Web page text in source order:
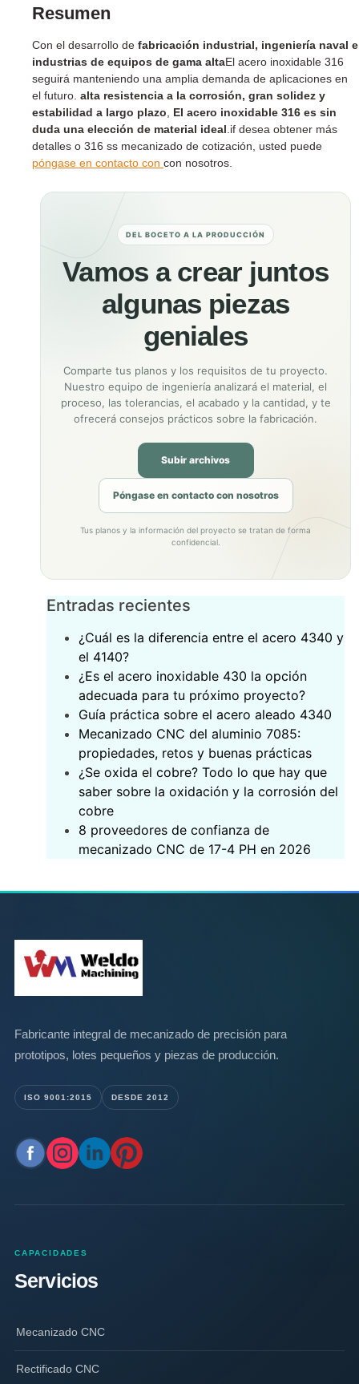
Resumen
Con el desarrollo de fabricación industrial, ingeniería naval e
industrias de equipos de gama altaEl acero inoxidable 316
seguirá manteniendo una amplia demanda de aplicaciones en
el futuro. alta resistencia a la corrosión, gran solidez y
estabilidad a largo plazo, El acero inoxidable 316 es sin
duda una elección de material ideal.if desea obtener más
detalles o 316 ss mecanizado de cotización, usted puede
póngase en contacto con con nosotros.
DEL BOCETO A LA PRODUCCIÓN
Vamos a crear juntos
algunas piezas
geniales
Comparte tus planos y los requisitos de tu proyecto.
Nuestro equipo de ingeniería analizará el material, el
proceso, las tolerancias, el acabado y la cantidad, y te
ofrecerá consejos prácticos sobre la fabricación.
Subir archivos
Póngase en contacto con nosotros
Tus planos y la información del proyecto se tratan de forma
confidencial.
Entradas recientes
¿Cuál es la diferencia entre el acero 4340 y
el 4140?
¿Es el acero inoxidable 430 la opción
adecuada para tu próximo proyecto?
‌Guía práctica sobre el acero aleado 4340‌
Mecanizado CNC del aluminio 7085:
propiedades, retos y buenas prácticas
¿Se oxida el cobre? Todo lo que hay que
saber sobre la oxidación y la corrosión del
cobre
8 proveedores de confianza de
mecanizado CNC de 17-4 PH en 2026
Fabricante integral de mecanizado de precisión para
prototipos, lotes pequeños y piezas de producción.
ISO 9001:2015 DESDE 2012
CAPACIDADES
Servicios
Mecanizado CNC
Rectificado CNC